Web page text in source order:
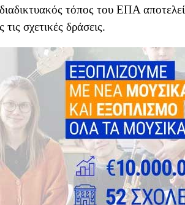
τόπος του ΕΠΑ αποτελεί
σχετικές δράσεις.